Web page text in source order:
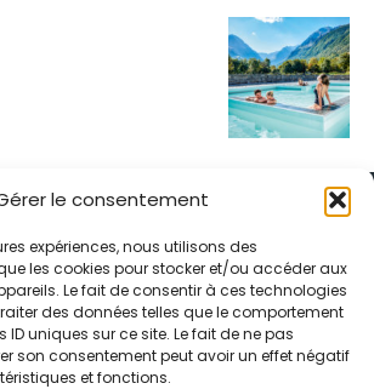
le consentement
expériences, nous utilisons des
les cookies pour stocker et/ou accéder aux
Le fait de consentir à ces technologies
des données telles que le comportement
uniques sur ce site. Le fait de ne pas
son consentement peut avoir un effet négatif
et fonctions.
est une agence de relations presse et de
à Grenoble. Depuis 1995, elle conçoit et
de visibilité en France et à l’international
un réseau d’agences partenaires.